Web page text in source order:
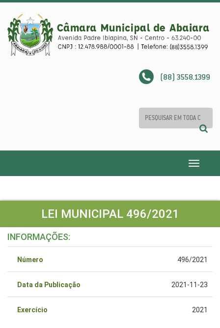
(88) 3558.1399
Toggle
LEI MUNICIPAL 496/2021
INFORMAÇÕES:
Número 496/2021
Data da Publicação 2021-11-23
Exercício 2021